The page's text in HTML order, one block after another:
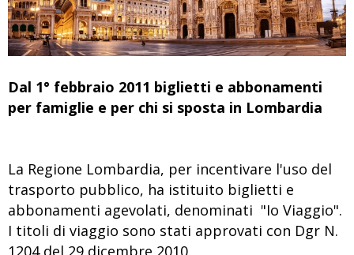
Dal 1° febbraio 2011 biglietti e abbonamenti
per famiglie e per chi si sposta in Lombardia
La Regione Lombardia, per incentivare l'uso del
trasporto pubblico, ha istituito biglietti e
abbonamenti agevolati, denominati "Io Viaggio".
I titoli di viaggio sono stati approvati con Dgr N.
1204 del 29 dicembre 2010.